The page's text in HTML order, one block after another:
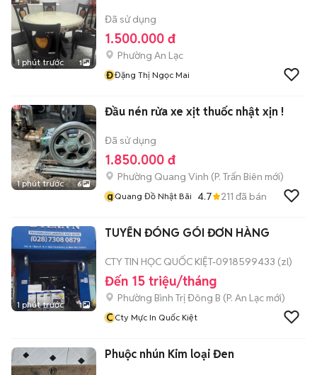
1 phút trước 1
Đã sử dụng
1.500.000 đ
Phường An Lạc
ĐĐặng Thị Ngọc Mai
1 phút trước 6
Đầu nén rửa xe xịt thuốc nhật xịn !
Đã sử dụng
1.850.000 đ
Phường Quang Vinh (P. Trấn Biên mới)
qQuang Đồ Nhật Bãi 4.7 211 đã bán
1 phút trước 1
TUYỂN ĐÓNG GÓI ĐƠN HÀNG
CTY TIN HỌC QUỐC KIỆT-0918599433 (zl)
Đến 15 triệu/tháng
Phường Bình Trị Đông B (P. An Lạc mới)
CCty Mực In Quốc Kiệt
Phuộc nhún Kim loại Đen